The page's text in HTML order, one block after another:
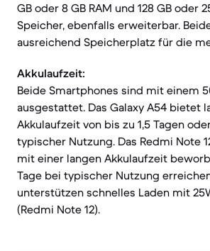
GB oder 8 GB RAM und 128 GB oder
Speicher, ebenfalls erweiterbar.
ausreichend Speicherplatz für die
Akkulaufzeit:
Beide Smartphones sind mit einem
ausgestattet. Das Galaxy A54 bietet
Akkulaufzeit von bis zu 1,5 Tagen
typischer Nutzung. Das Redmi Note
mit einer langen Akkulaufzeit
Tage bei typischer Nutzung
unterstützen schnelles Laden mit
(Redmi Note 12).